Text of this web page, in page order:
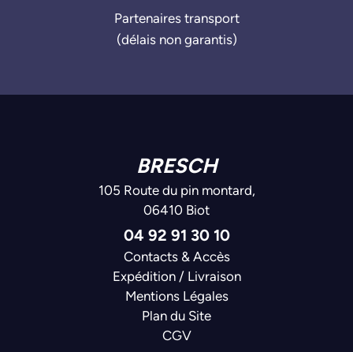
Partenaires transport
(délais non garantis)
BRESCH
105 Route du pin montard,
06410 Biot
04 92 91 30 10
Contacts & Accès
Expédition / Livraison
Mentions Légales
Plan du Site
CGV